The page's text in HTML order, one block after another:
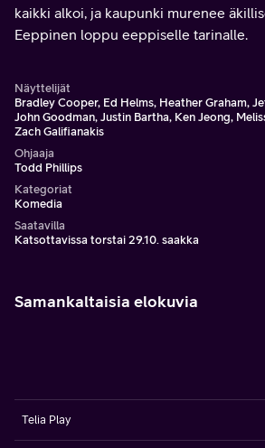
kaikki alkoi, ja kaupunki murenee
Eeppinen loppu eeppiselle tarinalle.
Näyttelijät
Bradley Cooper, Ed Helms, Heather Graham,
John Goodman, Justin Bartha, Ken Jeong,
Zach Galifianakis
Ohjaaja
Todd Phillips
Kategoriat
Komedia
Saatavilla
Katsottavissa torstai 29.10. saakka
Samankaltaisia elokuvia
Telia Play